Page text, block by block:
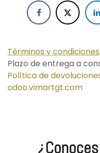
Términos y condiciones
Plazo de entrega a
Política de
odoo.vimartgt.com